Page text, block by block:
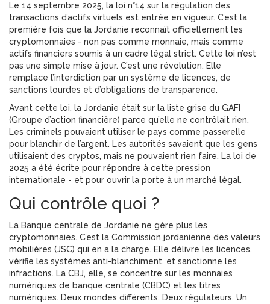
Le 14 septembre 2025, la loi n°14 sur la régulation des
transactions d’actifs virtuels est entrée en vigueur. C’est la
première fois que la Jordanie reconnaît officiellement les
cryptomonnaies - non pas comme monnaie, mais comme
actifs financiers soumis à un cadre légal strict. Cette loi n’est
pas une simple mise à jour. C’est une révolution. Elle
remplace l’interdiction par un système de licences, de
sanctions lourdes et d’obligations de transparence.
Avant cette loi, la Jordanie était sur la liste grise du GAFI
(Groupe d’action financière) parce qu’elle ne contrôlait rien.
Les criminels pouvaient utiliser le pays comme passerelle
pour blanchir de l’argent. Les autorités savaient que les gens
utilisaient des cryptos, mais ne pouvaient rien faire. La loi de
2025 a été écrite pour répondre à cette pression
internationale - et pour ouvrir la porte à un marché légal.
Qui contrôle quoi ?
La Banque centrale de Jordanie ne gère plus les
cryptomonnaies. C’est la Commission jordanienne des valeurs
mobilières (JSC) qui en a la charge. Elle délivre les licences,
vérifie les systèmes anti-blanchiment, et sanctionne les
infractions. La CBJ, elle, se concentre sur les monnaies
numériques de banque centrale (CBDC) et les titres
numériques. Deux mondes différents. Deux régulateurs. Un